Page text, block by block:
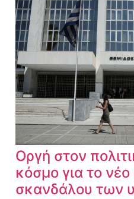
Οργή στον
κόσμο για το
σκανδάλου των